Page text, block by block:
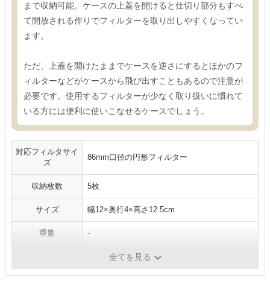
まで収納可能。ケースの上蓋を開けると仕切り部分もすべ
て開放される作りでフィルターを取り出しやすくなってい
ます。
ただ、上蓋を開けたままでケースを逆さにするとほかのフ
ィルターなどがケースから飛び出すこともあるので注意が
必要です。使用するフィルターが少なく取り扱いに慣れて
いる方には便利に使いこなせるケースでしょう。
対応フィルタサイ
ズ
86mm口径の円形フィルター
収納枚数 5枚
サイズ 幅12×奥行4×高さ12.5cm
重量 -
全てを見る